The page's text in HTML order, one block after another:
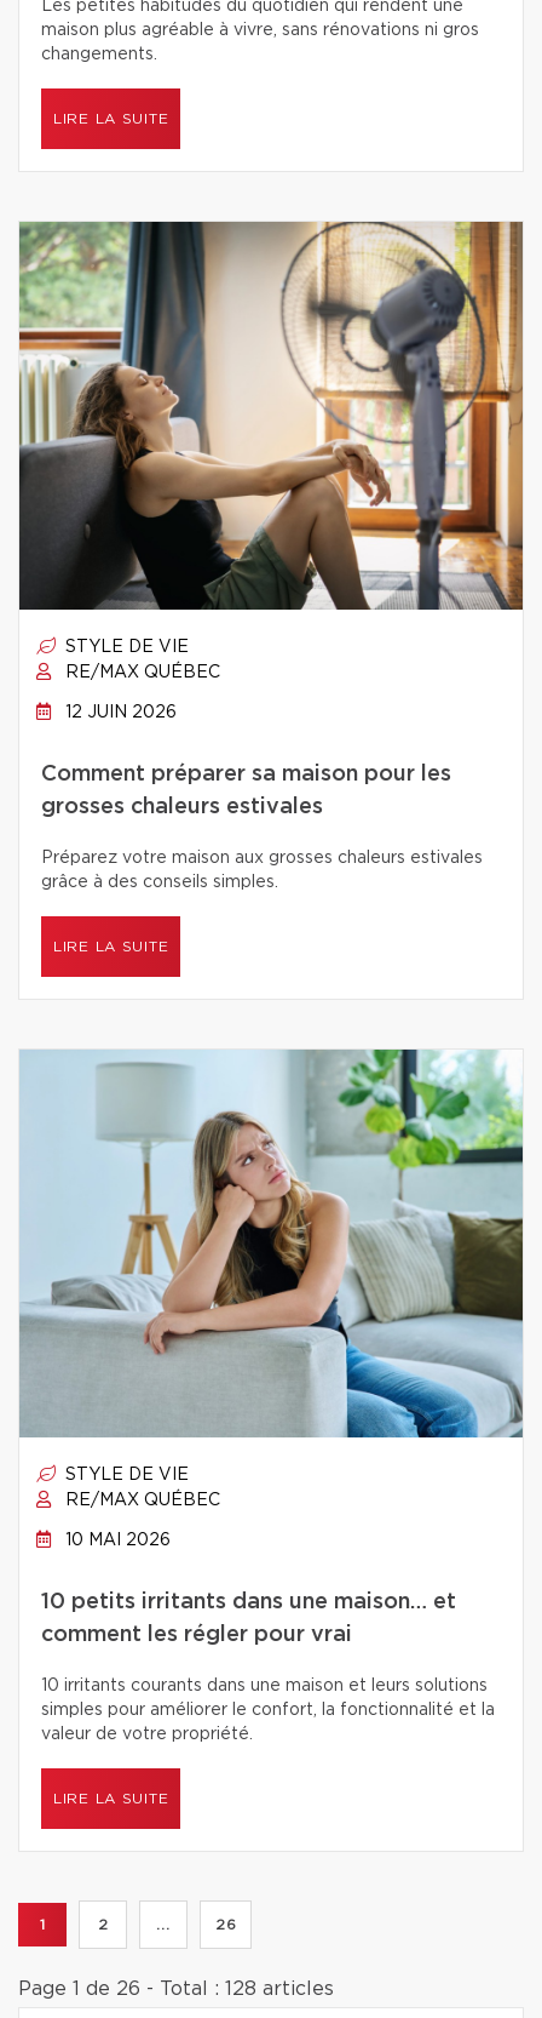
Les petites habitudes du quotidien qui rendent une
maison plus agréable à vivre, sans rénovations ni gros
changements.
LIRE LA SUITE
STYLE DE VIE
RE/MAX QUÉBEC
12 JUIN 2026
Comment préparer sa maison pour les
grosses chaleurs estivales
Préparez votre maison aux grosses chaleurs estivales
grâce à des conseils simples.
LIRE LA SUITE
STYLE DE VIE
RE/MAX QUÉBEC
10 MAI 2026
10 petits irritants dans une maison… et
comment les régler pour vrai
10 irritants courants dans une maison et leurs solutions
simples pour améliorer le confort, la fonctionnalité et la
valeur de votre propriété.
LIRE LA SUITE
1 2 ... 26
Page 1 de 26 - Total : 128 articles